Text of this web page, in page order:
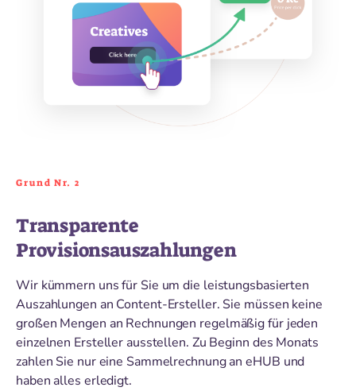
Grund Nr. 2
Transparente
Provisionsauszahlungen
Wir kümmern uns für Sie um die leistungsbasierten
Auszahlungen an Content-Ersteller. Sie müssen keine
großen Mengen an Rechnungen regelmäßig für jeden
einzelnen Ersteller ausstellen. Zu Beginn des Monats
zahlen Sie nur eine Sammelrechnung an eHUB und
haben alles erledigt.